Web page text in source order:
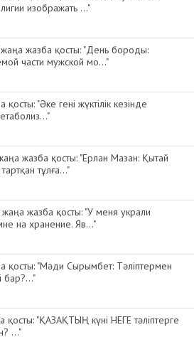
изображать ..."
жаңа жазба қосты: "День бороды:
части мужской мо..."
"Әке гені жүктілік кезінде
жазба қосты: "Ерлан Мазан: Қытай
тұлға..."
жаңа жазба қосты: "У меня украли
на хранение. Яв..."
қосты: "Мәди Сырымбет: Тәліптермен
бар?..."
қосты: "ҚАЗАҚТЫҢ күні НЕГЕ тәліптерге
..."